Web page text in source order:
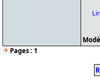
Pages : 1